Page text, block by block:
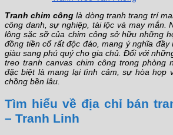
Tranh chim cônglà dòng tranh trang trí
công danh, sự nghiệp, tài lộc và may mắn.
lông sặc sỡ của chim công sở hữu những
đồng tiền cổ rất độc đáo, mang ý nghĩa đầy
giàu sang phú quý cho gia chủ. Đối với
treo tranh canvas chim công trong phòng
đặc biệt là mang lại tình cảm, sự hòa hợp
chồng bền lâu.
Tìm hiểu về địa chỉ bán
– Tranh Linh